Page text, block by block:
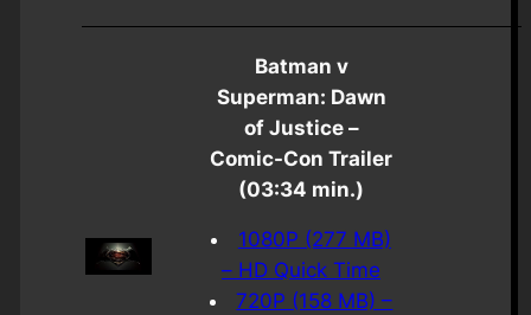
Batman v
Superman: Dawn
of Justice –
Comic-Con Trailer
(03:34 min.)
1080P (277 MB)
– HD Quick Time
720P (158 MB) –